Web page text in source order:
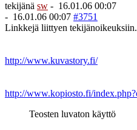
tekijänä sw - 16.01.06 00:07
- 16.01.06 00:07 #3751
Linkkejä liittyen tekijänoikeuksiin.
http://www.kuvastory.fi/
http://www.kopiosto.fi/
Teosten luvaton käyttö